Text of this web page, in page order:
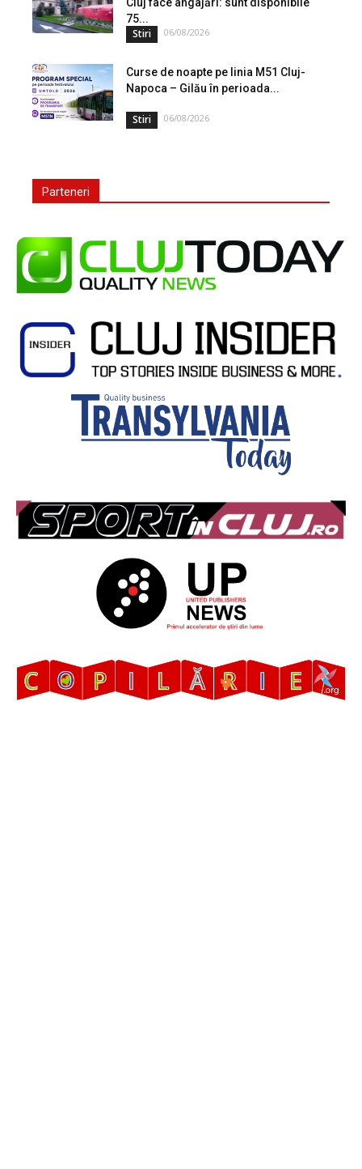
75...
Stiri 06/08/2026
Curse de noapte pe linia M51 Cluj-
Napoca – Gilău în perioada...
Stiri 06/08/2026
Parteneri